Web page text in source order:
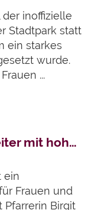
der inoffizielle
Stadtpark statt
ein starkes
wurde.
...
FRAUENHAUS SOEST weiter mit hoher Nachfrage
ein
Frauen und
Pfarrerin Birgit